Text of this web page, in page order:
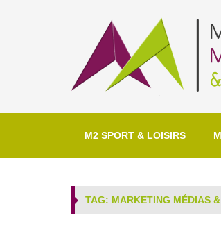
M2 SPORT & LOISIRS
TAG: MARKETING MÉDIAS